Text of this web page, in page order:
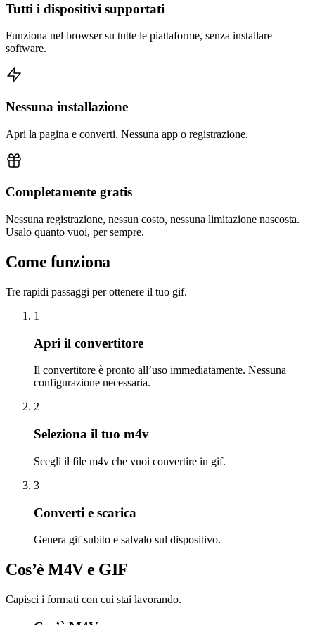
Tutti i dispositivi supportati
Funziona nel browser su tutte le piattaforme, senza installare
software.
Nessuna installazione
Apri la pagina e converti. Nessuna app o registrazione.
Completamente gratis
Nessuna registrazione, nessun costo, nessuna limitazione nascosta.
Usalo quanto vuoi, per sempre.
Come funziona
Tre rapidi passaggi per ottenere il tuo gif.
1
Apri il convertitore
Il convertitore è pronto all’uso immediatamente. Nessuna
configurazione necessaria.
2
Seleziona il tuo m4v
Scegli il file m4v che vuoi convertire in gif.
3
Converti e scarica
Genera gif subito e salvalo sul dispositivo.
Cos’è M4V e GIF
Capisci i formati con cui stai lavorando.